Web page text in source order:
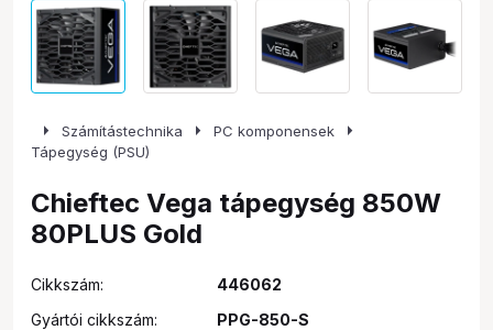
arrow_right Számítástechnika arrow_right PC komponensek arrow_right
Tápegység (PSU)
Chieftec Vega tápegység 850W
80PLUS Gold
Cikkszám:
446062
Gyártói cikkszám:
PPG-850-S